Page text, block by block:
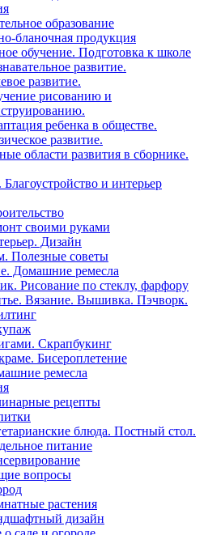
образование
бланочная продукция
обучение. Подготовка к школе
развитие.
развитие.
рисованию и
ребенка в обществе.
развитие.
области развития в сборнике.
и интерьер
своими руками
Дизайн
Полезные советы
Домашние ремесла
Рисование по стеклу, фарфору
Вязание. Вышивка. Пэчворк.
Скрапбукинг
Бисероплетение
ремесла
рецепты
блюда. Постный стол.
питание
вопросы
растения
дизайн